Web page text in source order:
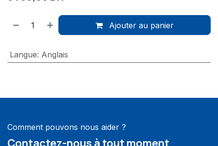
Ajouter au panier
Langue: Anglais
Comment pouvons nous aider ?
Contactez-nous à tout moment